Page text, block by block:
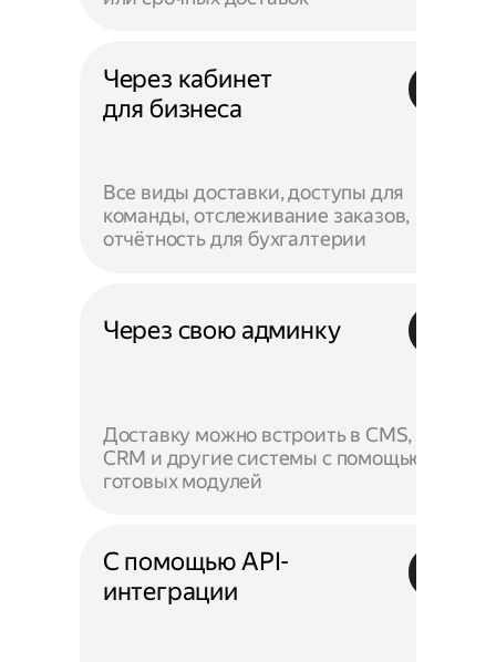
Через кабинет
для бизнеса
Все виды доставки, доступы для
команды, отслеживание заказов,
отчётность для бухгалтерии
Через свою админку
Доставку можно встроить в CMS,
CRM и другие системы с помощью
готовых модулей
С помощью API-
интеграции